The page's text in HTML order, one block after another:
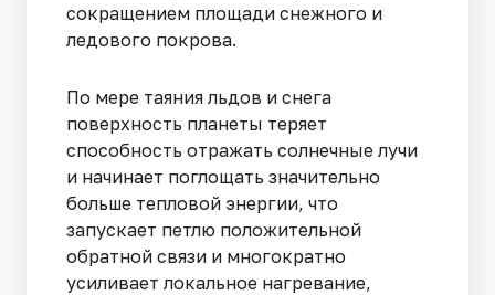
сокращением площади снежного и
ледового покрова.
По мере таяния льдов и снега
поверхность планеты теряет
способность отражать солнечные лучи
и начинает поглощать значительно
больше тепловой энергии, что
запускает петлю положительной
обратной связи и многократно
усиливает локальное нагревание,